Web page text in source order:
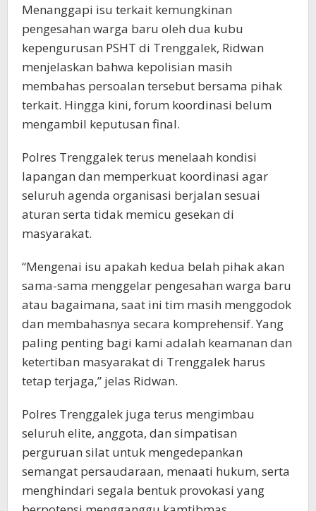
Menanggapi isu terkait kemungkinan
pengesahan warga baru oleh dua kubu
kepengurusan PSHT di Trenggalek, Ridwan
menjelaskan bahwa kepolisian masih
membahas persoalan tersebut bersama pihak
terkait. Hingga kini, forum koordinasi belum
mengambil keputusan final.
Polres Trenggalek terus menelaah kondisi
lapangan dan memperkuat koordinasi agar
seluruh agenda organisasi berjalan sesuai
aturan serta tidak memicu gesekan di
masyarakat.
“Mengenai isu apakah kedua belah pihak akan
sama-sama menggelar pengesahan warga baru
atau bagaimana, saat ini tim masih menggodok
dan membahasnya secara komprehensif. Yang
paling penting bagi kami adalah keamanan dan
ketertiban masyarakat di Trenggalek harus
tetap terjaga,” jelas Ridwan.
Polres Trenggalek juga terus mengimbau
seluruh elite, anggota, dan simpatisan
perguruan silat untuk mengedepankan
semangat persaudaraan, menaati hukum, serta
menghindari segala bentuk provokasi yang